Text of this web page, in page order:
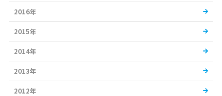
2016年
2015年
2014年
2013年
2012年